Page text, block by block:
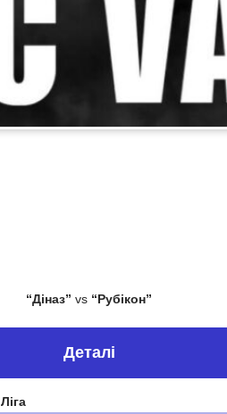
“Діназ” vs “Рубікон”
Деталі
Ліга